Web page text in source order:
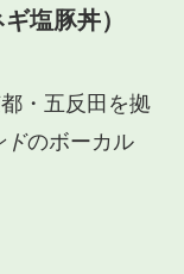
塩豚丼）
・五反田を拠
ドのボーカル